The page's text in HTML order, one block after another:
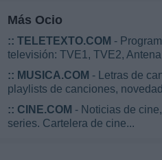
Más Ocio
:: TELETEXTO.COM -
televisión: TVE1, TVE2,
:: MUSICA.COM - Letras de
playlists de canciones,
:: CINE.COM - Noticias de
series. Cartelera de cine...